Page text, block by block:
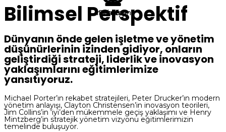
İnovasyon
Rekabet
Strateji
Bilimsel Perspektif
Dünyanın önde gelen işletme ve yönetim
düşünürlerinin izinden gidiyor, onların
geliştirdiği strateji, liderlik ve inovasyon
yaklaşımlarını eğitimlerimize
yansıtıyoruz.
Michael Porter’ın rekabet stratejileri, Peter Drucker’ın modern
yönetim anlayışı, Clayton Christensen’in inovasyon teorileri,
Jim Collins’in ‘iyi’den mükemmele geçiş yaklaşımı ve Henry
Mintzberg’in stratejik yönetim vizyonu eğitimlerimizin
temelinde buluşuyor.